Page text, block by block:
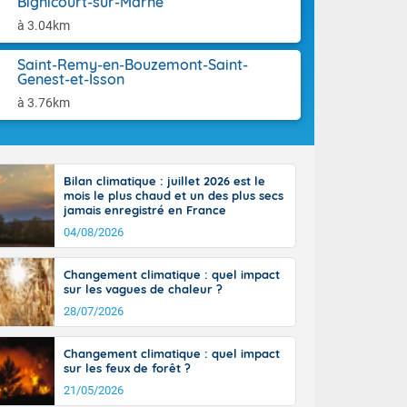
à 3.04km
Saint-Remy-en-Bouzemont-Saint-
Genest-et-Isson
à 3.76km
ensoleillée,
une
le vent
et
sur le
Alpes à
terres et 20
Bilan climatique : juillet 2026 est le
mois le plus chaud et un des plus secs
jamais enregistré en France
04/08/2026
Changement climatique : quel impact
sur les vagues de chaleur ?
28/07/2026
Changement climatique : quel impact
sur les feux de forêt ?
21/05/2026